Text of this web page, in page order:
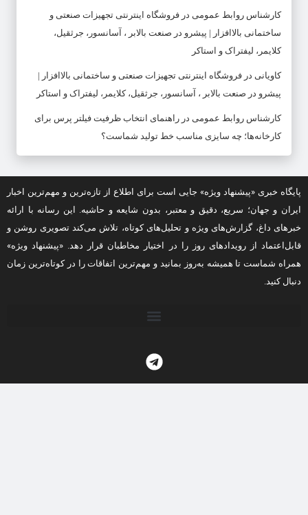
کارشناس روابط عمومی در فروشگاه اینترنتی تجهیزات صنعتی و
ساختمانی بالاافزار | پیشرو در صنعت بالابر ، آسانسور، جرثقیل،
کلایمر، لیفتراک و استاکر
کاویانی در فروشگاه اینترنتی تجهیزات صنعتی و ساختمانی بالاافزار |
پیشرو در صنعت بالابر ، آسانسور، جرثقیل، کلایمر، لیفتراک و استاکر
کارشناس روابط عمومی در راهنمای انتخاب ظرفیت فیلتر پرس برای
کارخانه‌ها؛ چه سایزی مناسب خط تولید شماست؟
پایگاه خبری «پیشنهاد ویژه» جایی است برای اطلاع از تازه‌ترین و مهم‌ترین اخبار
ایران و جهان؛ سریع، دقیق و معتبر، بدون شایعه و حاشیه. این رسانه با ارائه
خبرهای داغ، گزارش‌های ویژه و تحلیل‌های کوتاه، تلاش می‌کند تصویری روشن و
قابل‌اعتماد از رویدادهای روز را در اختیار مخاطبان قرار دهد. «پیشنهاد ویژه»
همراه شماست تا همیشه به‌روز بمانید و مهم‌ترین اتفاقات را در کوتاه‌ترین زمان
دنبال کنید.